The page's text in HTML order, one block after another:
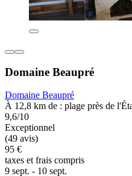
Domaine Beaupré
Domaine Beaupré
À 12,8 km de : plage près de
9,6/10
Exceptionnel
(49 avis)
95 €
taxes et frais compris
9 sept. - 10 sept.